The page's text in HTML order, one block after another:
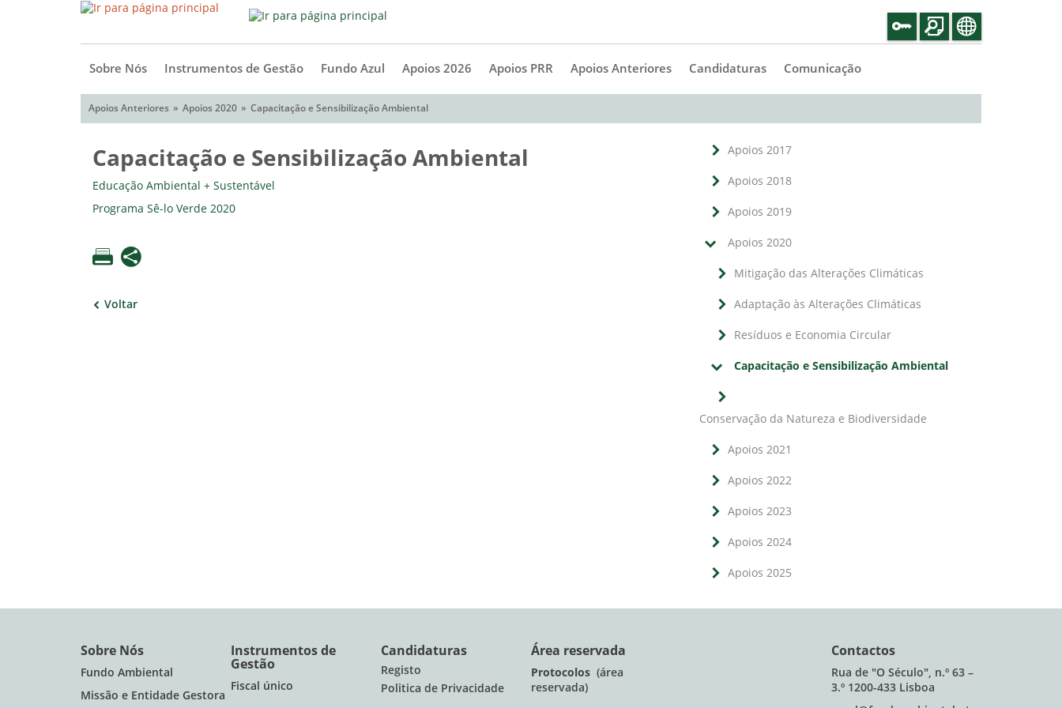
Sobre Nós Instrumentos de Gestão Fundo Azul Apoios 2026 Apoios PRR Apoios Anteriores Candidaturas Comunicação
Apoios Anteriores Apoios 2020 Capacitação e Sensibilização Ambiental
Capacitação e Sensibilização Ambiental
Educação Ambiental + Sustentável
Programa Sê-lo Verde 2020
Voltar
Apoios 2017
Apoios 2018
Apoios 2019
Apoios 2020
Mitigação das Alterações Climáticas
Adaptação às Alterações Climáticas
Resíduos e Economia Circular
Capacitação e Sensibilização Ambiental
Conservação da Natureza e Biodiversidade
Apoios 2021
Apoios 2022
Apoios 2023
Apoios 2024
Apoios 2025
Sobre Nós
Fundo Ambiental
Missão e Entidade Gestora
Instrumentos de
Gestão
Fiscal único
Candidaturas
Registo
Politica de Privacidade
Área reservada
Protocolos (área
reservada)
Contactos
Rua de "O Século", n.º 63 –
3.º 1200-433 Lisboa